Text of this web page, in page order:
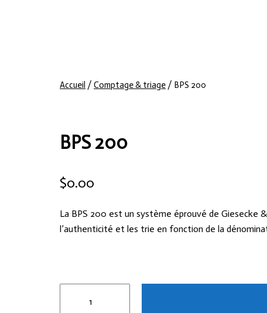
Accueil / Comptage & triage / BPS 200
BPS 200
$0.00
La BPS 200 est un système éprouvé de Giesecke
l’authenticité et les trie en fonction de la